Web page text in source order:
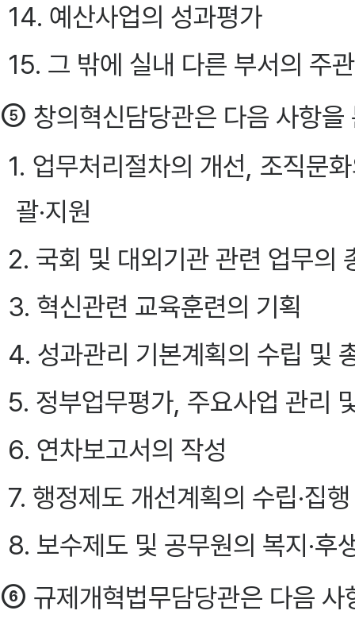
14. 예산사업의 성과평가
15. 그 밖에 실내 다른 부서의 주
⑤ 창의혁신담당관은 다음 사항을
1. 업무처리절차의 개선, 조직문
괄·지원
2. 국회 및 대외기관 관련 업무의
3. 혁신관련 교육훈련의 기획
4. 성과관리 기본계획의 수립 및
5. 정부업무평가, 주요사업 관리
6. 연차보고서의 작성
7. 행정제도 개선계획의 수립·집행
8. 보수제도 및 공무원의 복지·후
⑥ 규제개혁법무담당관은 다음 사